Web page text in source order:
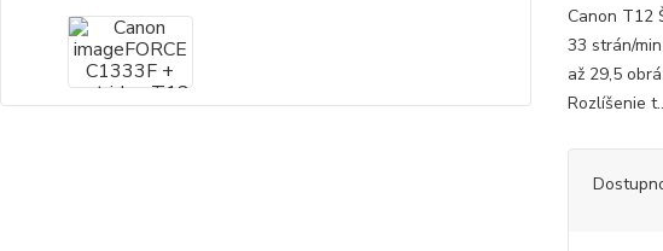
Canon T12
33 strán/
až 29,5
Rozlíšenie